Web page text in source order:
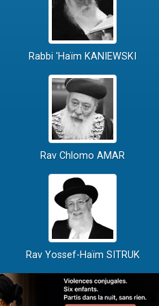
Rabbi 'Haïm KANIEWSKI
Rav Chlomo AMAR
Rav Yossef-Haïm SITRUK